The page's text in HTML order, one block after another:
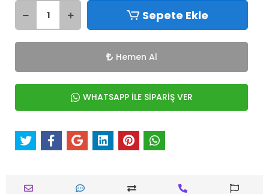
Sepete Ekle
Hemen Al
WHATSAPP İLE SİPARİŞ VER